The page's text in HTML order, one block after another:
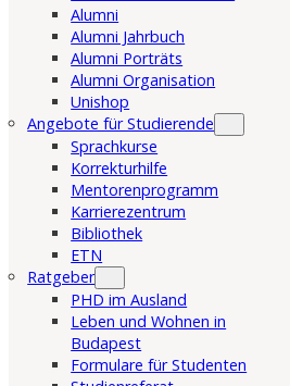
Alumni
Alumni Jahrbuch
Alumni Porträts
Alumni Organisation
Unishop
Angebote für Studierende
Sprachkurse
Korrekturhilfe
Mentorenprogramm
Karrierezentrum
Bibliothek
ETN
Ratgeber
PHD im Ausland
Leben und Wohnen in
Budapest
Formulare für Studenten